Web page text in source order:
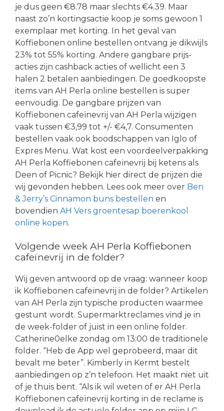
je dus geen €8.78 maar slechts €4.39. Maar
naast zo’n kortingsactie koop je soms gewoon 1
exemplaar met korting. In het geval van
Koffiebonen online bestellen ontvang je dikwijls
23% tot 55% korting. Andere gangbare prijs-
acties zijn cashback acties of wellicht een 3
halen 2 betalen aanbiedingen. De goedkoopste
items van AH Perla online bestellen is super
eenvoudig. De gangbare prijzen van
Koffiebonen cafeïnevrij van AH Perla wijzigen
vaak tussen €3,99 tot +/- €4,7. Consumenten
bestellen vaak ook boodschappen van Iglo of
Expres Menu. Wat kost een voordeelverpakking
AH Perla Koffiebonen cafeïnevrij bij ketens als
Deen of Picnic? Bekijk hier direct de prijzen die
wij gevonden hebben. Lees ook meer over Ben
& Jerry’s Cinnamon buns bestellen en
bovendien AH Vers groentesap boerenkool
online kopen.
Volgende week AH Perla Koffiebonen
cafeïnevrij in de folder?
Wij geven antwoord op de vraag: wanneer koop
ik Koffiebonen cafeïnevrij in de folder? Artikelen
van AH Perla zijn typische producten waarmee
gestunt wordt. Supermarktreclames vind je in
de week-folder of juist in een online folder.
Catherine0elke zondag om 13:00 de traditionele
folder. “Heb de App wel geprobeerd, maar dit
bevalt me beter”. Kimberly in Kermt bestelt
aanbiedingen op z’n telefoon. Het maakt niet uit
of je thuis bent. “Als ik wil weten of er AH Perla
Koffiebonen cafeïnevrij korting in de reclame is